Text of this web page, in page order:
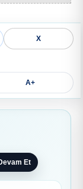
X
A+
Et